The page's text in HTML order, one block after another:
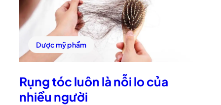
Dược mỹ phẩm
Rụng tóc luôn là nỗi lo của
nhiều người